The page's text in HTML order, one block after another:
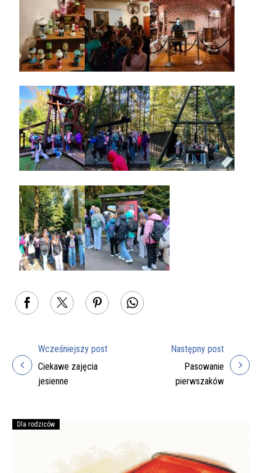
Nawigacja
wpisu
Wcześniejszy post
Ciekawe zajęcia
jesienne
Następny post
Pasowanie
pierwszaków
rok
szkolny
Dla rodziców